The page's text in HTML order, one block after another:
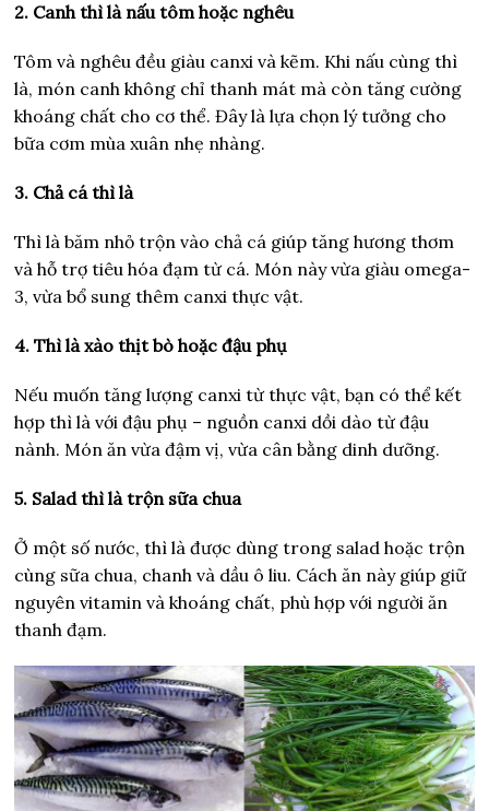
2. Canh thì là nấu tôm hoặc nghêu
Tôm và nghêu đều giàu canxi và kẽm. Khi nấu cùng thì
là, món canh không chỉ thanh mát mà còn tăng cường
khoáng chất cho cơ thể. Đây là lựa chọn lý tưởng cho
bữa cơm mùa xuân nhẹ nhàng.
3. Chả cá thì là
Thì là băm nhỏ trộn vào chả cá giúp tăng hương thơm
và hỗ trợ tiêu hóa đạm từ cá. Món này vừa giàu omega-
3, vừa bổ sung thêm canxi thực vật.
4. Thì là xào thịt bò hoặc đậu phụ
Nếu muốn tăng lượng canxi từ thực vật, bạn có thể kết
hợp thì là với đậu phụ – nguồn canxi dồi dào từ đậu
nành. Món ăn vừa đậm vị, vừa cân bằng dinh dưỡng.
5. Salad thì là trộn sữa chua
Ở một số nước, thì là được dùng trong salad hoặc trộn
cùng sữa chua, chanh và dầu ô liu. Cách ăn này giúp giữ
nguyên vitamin và khoáng chất, phù hợp với người ăn
thanh đạm.